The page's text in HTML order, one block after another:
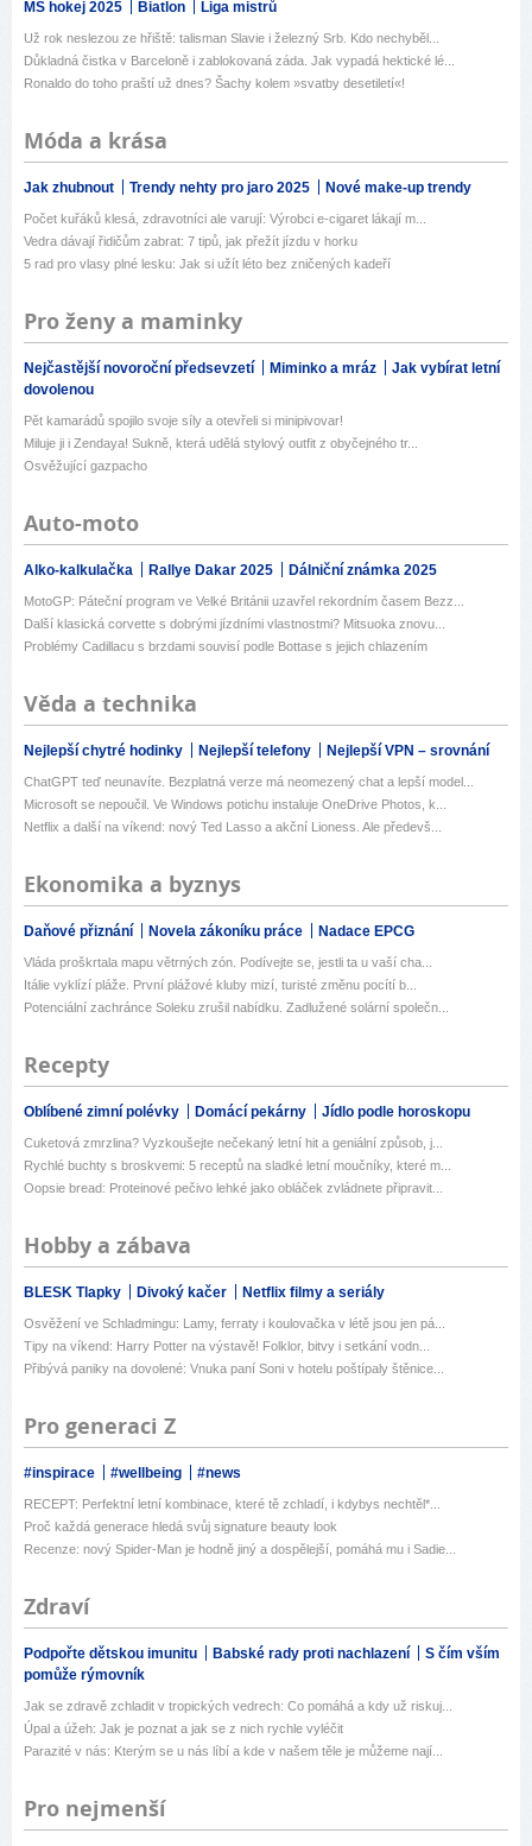
MS hokej 2025 Biatlon Liga mistrů
Už rok neslezou ze hřiště: talisman Slavie i železný Srb. Kdo nechyběl...
Důkladná čistka v Barceloně i zablokovaná záda. Jak vypadá hektické lé...
Ronaldo do toho praští už dnes? Šachy kolem »svatby desetiletí«!
Móda a krása
Jak zhubnout Trendy nehty pro jaro 2025 Nové make-up trendy
Počet kuřáků klesá, zdravotníci ale varují: Výrobci e-cigaret lákají m...
Vedra dávají řidičům zabrat: 7 tipů, jak přežít jízdu v horku
5 rad pro vlasy plné lesku: Jak si užít léto bez zničených kadeří
Pro ženy a maminky
Nejčastější novoroční předsevzetí Miminko a mráz
Jak vybírat letní
dovolenou
Pět kamarádů spojilo svoje síly a otevřeli si minipivovar!
Miluje ji i Zendaya! Sukně, která udělá stylový outfit z obyčejného tr...
Osvěžující gazpacho
Auto-moto
Alko-kalkulačka Rallye Dakar 2025 Dálniční známka 2025
MotoGP: Páteční program ve Velké Británii uzavřel rekordním časem Bezz...
Další klasická corvette s dobrými jízdními vlastnostmi? Mitsuoka znovu...
Problémy Cadillacu s brzdami souvisí podle Bottase s jejich chlazením
Věda a technika
Nejlepší chytré hodinky Nejlepší telefony Nejlepší VPN – srovnání
ChatGPT teď neunavíte. Bezplatná verze má neomezený chat a lepší model...
Microsoft se nepoučil. Ve Windows potichu instaluje OneDrive Photos, k...
Netflix a další na víkend: nový Ted Lasso a akční Lioness. Ale předevš...
Ekonomika a byznys
Daňové přiznání Novela zákoníku práce Nadace EPCG
Vláda proškrtala mapu větrných zón. Podívejte se, jestli ta u vaší cha...
Itálie vyklízí pláže. První plážové kluby mizí, turisté změnu pocítí b...
Potenciální zachránce Soleku zrušil nabídku. Zadlužené solární společn...
Recepty
Oblíbené zimní polévky Domácí pekárny Jídlo podle horoskopu
Cuketová zmrzlina? Vyzkoušejte nečekaný letní hit a geniální způsob, j...
Rychlé buchty s broskvemi: 5 receptů na sladké letní moučníky, které m...
Oopsie bread: Proteinové pečivo lehké jako obláček zvládnete připravit...
Hobby a zábava
BLESK Tlapky Divoký kačer Netflix filmy a seriály
Osvěžení ve Schladmingu: Lamy, ferraty i koulovačka v létě jsou jen pá...
Tipy na víkend: Harry Potter na výstavě! Folklor, bitvy i setkání vodn...
Přibývá paniky na dovolené: Vnuka paní Soni v hotelu poštípaly štěnice...
Pro generaci Z
#inspirace #wellbeing #news
RECEPT: Perfektní letní kombinace, které tě zchladí, i kdybys nechtěl*...
Proč každá generace hledá svůj signature beauty look
Recenze: nový Spider-Man je hodně jiný a dospělejší, pomáhá mu i Sadie...
Zdraví
Podpořte dětskou imunitu Babské rady proti nachlazení
S čím vším
pomůže rýmovník
Jak se zdravě zchladit v tropických vedrech: Co pomáhá a kdy už riskuj...
Úpal a úžeh: Jak je poznat a jak se z nich rychle vyléčit
Parazité v nás: Kterým se u nás líbí a kde v našem těle je můžeme nají...
Pro nejmenší